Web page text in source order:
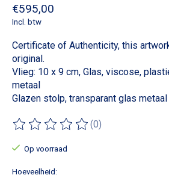
€595,00
Incl. btw
Certificate of Authenticity, this
original.
Vlieg: 10 x 9 cm, Glas, viscose,
metaal
Glazen stolp, transparant glas
De beoordeling van dit product is
(0)
Op voorraad
Hoeveelheid: